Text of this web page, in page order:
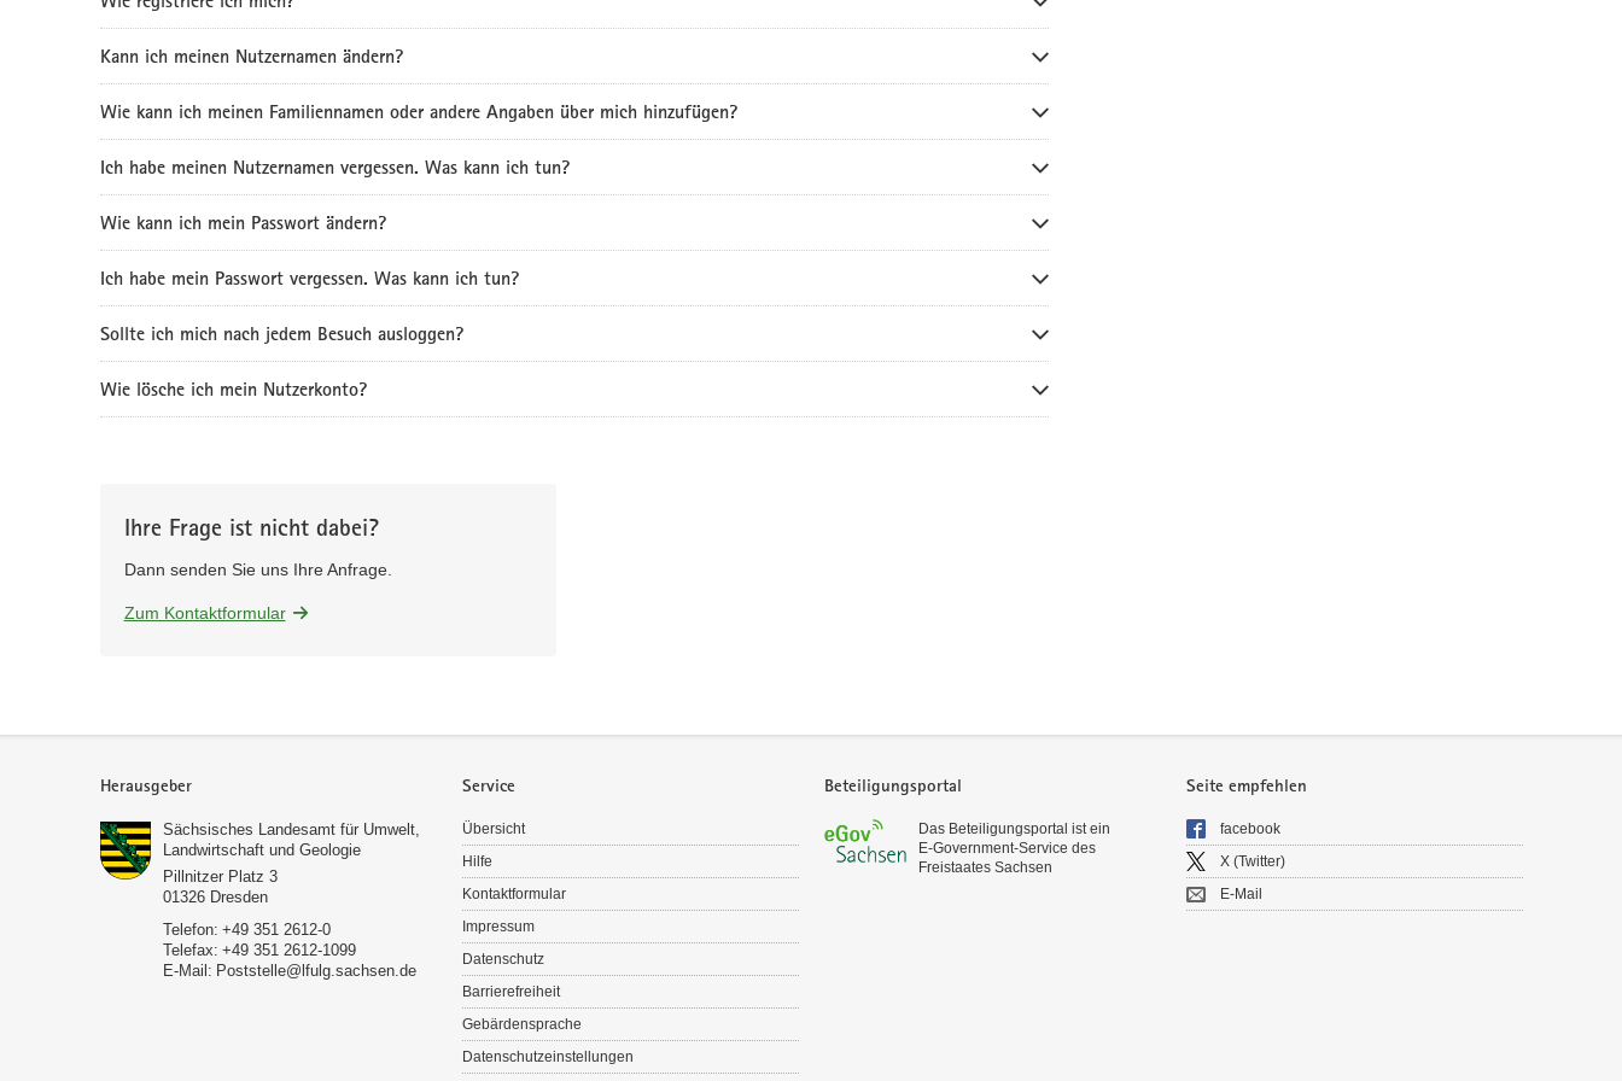
Kann ich meinen Nutzernamen ändern?
Wie kann ich meinen Familiennamen oder andere Angaben über mich hinzufügen?
Ich habe meinen Nutzernamen vergessen. Was kann ich tun?
Wie kann ich mein Passwort ändern?
Ich habe mein Passwort vergessen. Was kann ich tun?
Sollte ich mich nach jedem Besuch ausloggen?
Wie lösche ich mein Nutzerkonto?
Ihre Frage ist nicht dabei?
Dann senden Sie uns Ihre Anfrage.
Zum Kontaktformular
Herausgeber
Sächsisches Landesamt für Umwelt,
Landwirtschaft und Geologie
Pillnitzer Platz 3
01326 Dresden
Telefon: +49 351 2612-0
Telefax: +49 351 2612-1099
E-Mail: Poststelle­­@lfulg.sachsen.de
Service
Übersicht
Hilfe
Kontaktformular
Impressum
Datenschutz
Barrierefreiheit
Gebärdensprache
Datenschutzeinstellungen
Beteiligungsportal
Das Beteiligungsportal ist ein
E‑Government-Service des
Freistaates Sachsen
Seite empfehlen
facebook
X (Twitter)
E-Mail